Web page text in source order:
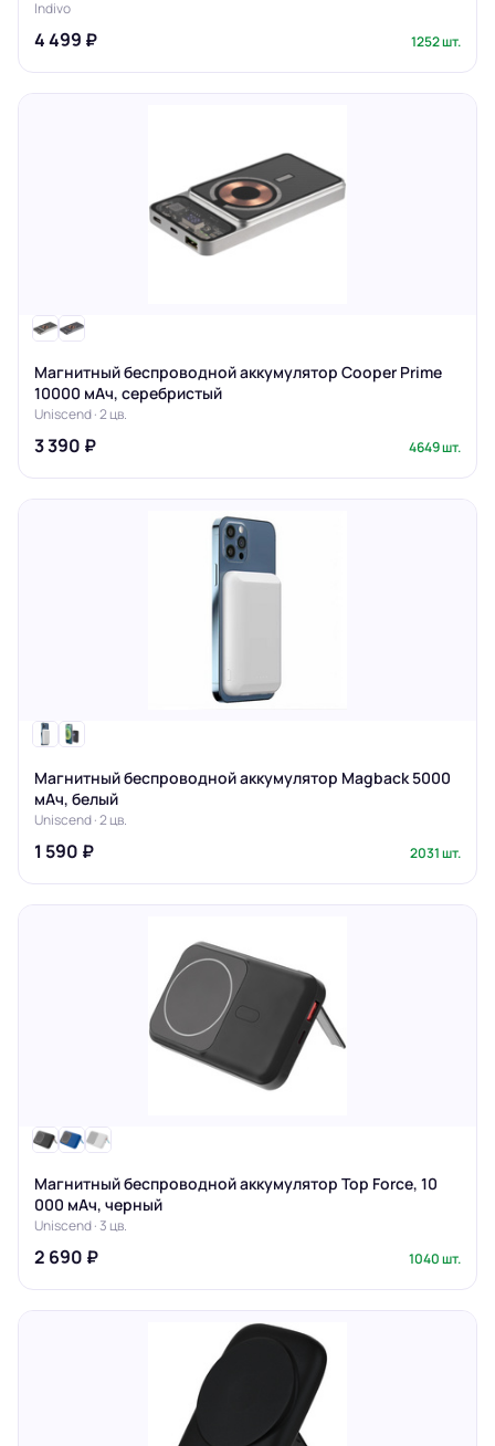
Indivo
4 499 ₽ 1252 шт.
Магнитный беспроводной аккумулятор Cooper Prime
10000 мАч, серебристый
Uniscend · 2 цв.
3 390 ₽ 4649 шт.
Магнитный беспроводной аккумулятор Magback 5000
мАч, белый
Uniscend · 2 цв.
1 590 ₽ 2031 шт.
Магнитный беспроводной аккумулятор Top Force, 10
000 мАч, черный
Uniscend · 3 цв.
2 690 ₽ 1040 шт.